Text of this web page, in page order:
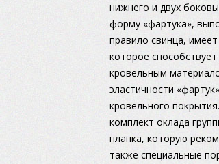
нижнего и двух
форму «фартука»,
правило свинца,
которое
кровельным
эластичности
кровельного
комплект оклада
планка, которую
также специальные